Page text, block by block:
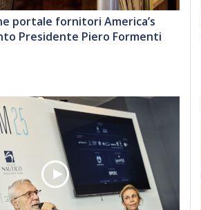
portale fornitori America’s
Presidente Piero Formenti